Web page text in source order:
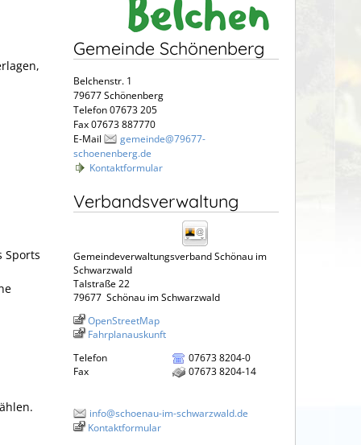
Sports
Gemeinde Schönenberg
Belchenstr. 1
79677 Schönenberg
Telefon 07673 205
Fax 07673 887770
E-Mail
gemeinde@79677-
schoenenberg.de
Kontaktformular
Verbandsverwaltung
Gemeindeverwaltungsverband Schönau im
Schwarzwald
Talstraße 22
79677 Schönau im Schwarzwald
OpenStreetMap
Fahrplanauskunft
Telefon
07673 8204-0
Fax
07673 8204-14
info@schoenau-im-schwarzwald.de
Kontaktformular